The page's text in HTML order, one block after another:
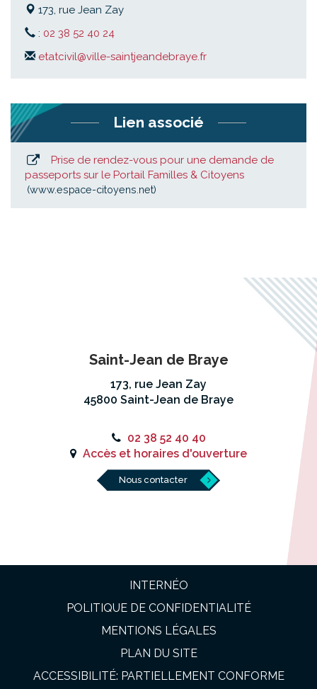
173, rue Jean Zay
: 02 38 52 40 24
etatcivil@ville-saintjeandebraye.fr
Lien associé
Prise de rendez-vous pour une demande de
passeports sur le Portail Familles & Citoyens
www.espace-citoyens.net
Saint-Jean de Braye
173, rue Jean Zay
45800 Saint-Jean de Braye
02 38 52 40 40
Accès et horaires d'ouverture
Nous contacter
INTERNÉO
POLITIQUE DE CONFIDENTIALITÉ
MENTIONS LÉGALES
PLAN DU SITE
ACCESSIBILITÉ: PARTIELLEMENT CONFORME